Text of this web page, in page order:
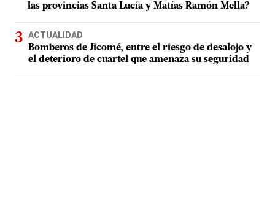
las provincias Santa Lucía y Matías Ramón Mella?
ACTUALIDAD
Bomberos de Jicomé, entre el riesgo de desalojo y
el deterioro de cuartel que amenaza su seguridad